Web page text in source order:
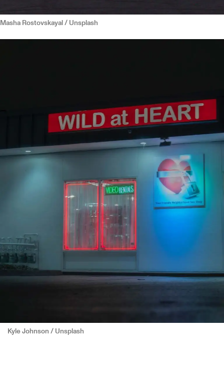
Masha Rostovskayal / Unsplash
Kyle Johnson / Unsplash